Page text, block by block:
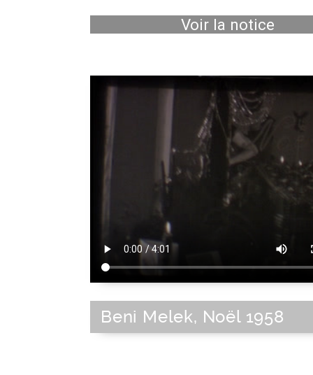
Voir la notice
Beni Melek, Noël 1958